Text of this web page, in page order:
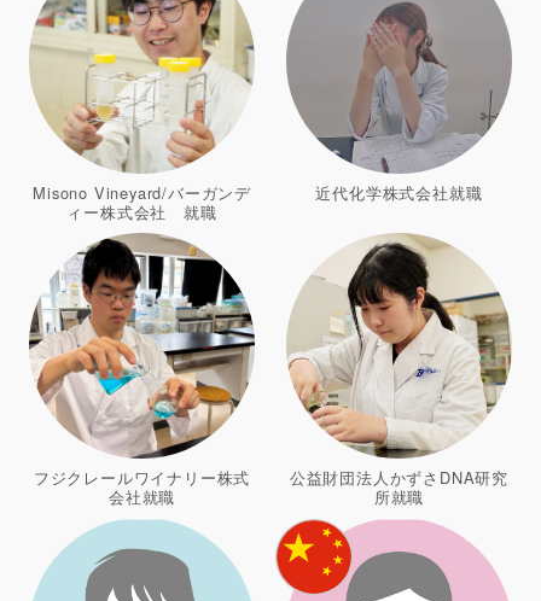
Misono Vineyard/バーガンデ
ィー株式会社 就職
近代化学株式会社就職
フジクレールワイナリー株式
会社就職
公益財団法人かずさDNA研究
所就職